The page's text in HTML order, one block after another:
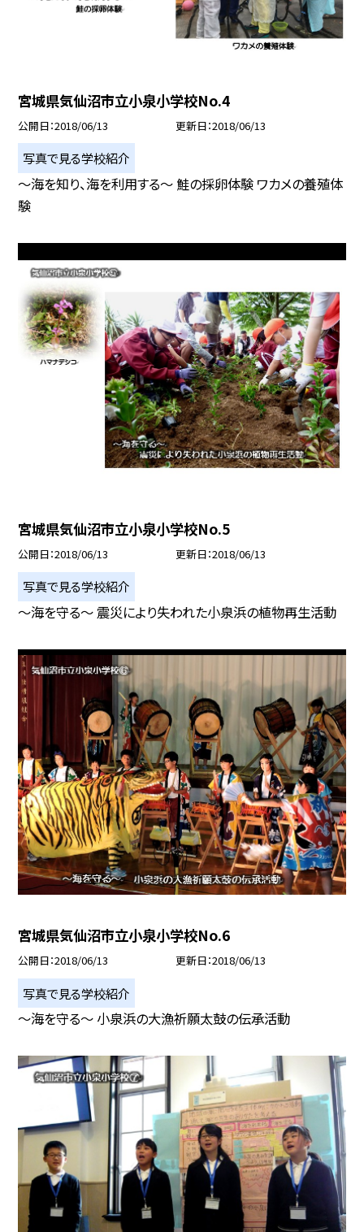
宮城県気仙沼市立小泉小学校No.4
公開日 2018/06/13 更新日 2018/06/13
写真で見る学校紹介
〜海を知り、海を利用する〜 鮭の採卵体験 ワカメの養殖体
験
宮城県気仙沼市立小泉小学校No.5
公開日 2018/06/13 更新日 2018/06/13
写真で見る学校紹介
〜海を守る〜 震災により失われた小泉浜の植物再生活動
宮城県気仙沼市立小泉小学校No.6
公開日 2018/06/13 更新日 2018/06/13
写真で見る学校紹介
〜海を守る〜 小泉浜の大漁祈願太鼓の伝承活動